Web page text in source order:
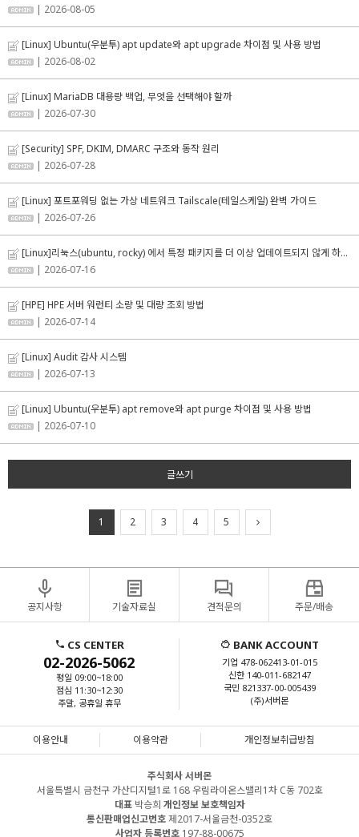
| 2026-08-05
[Linux] Ubuntu(우분투) apt update와 apt upgrade 차이점 및 사용 방법
| 2026-08-02
[Linux] MariaDB 대용량 백업, 무엇을 선택해야 할까
| 2026-07-30
[Security] SPF, DKIM, DMARC 구조와 동작 원리
| 2026-07-28
[Linux] 포트포워딩 없는 가상 네트워크 Tailscale(테일스케일) 완벽 가이드
| 2026-07-26
[Linux]리눅스(ubuntu, rocky) 에서 특정 패키지를 더 이상 업데이트되지 않게 하는 방법
| 2026-07-16
[HPE] HPE 서버 워런티 소량 및 대량 조회 방법
| 2026-07-14
[Linux] Audit 감사 시스템
| 2026-07-13
[Linux] Ubuntu(우분투) apt remove와 apt purge 차이점 및 사용 방법
| 2026-07-10
글쓰기
1 2 3 4 5
공지사항 기술자료실 견적문의 주문/배송
CS CENTER
02-2026-5062
평일 09:00~18:00
점심 11:30~12:30
주말, 공휴일 휴무
BANK ACCOUNT
기업 478-062413-01-015
신한 140-011-682147
국민 821337-00-005439
(주)서버몬
이용안내 이용약관 개인정보취급방침
주식회사 서버몬
서울특별시 금천구 가산디지털1로 168 우림라이온스밸리1차 C동 702호
대표박승희 개인정보 보호책임자
통신판매업신고번호제2017-서울금천-0352호
사업자 등록번호197-88-00675